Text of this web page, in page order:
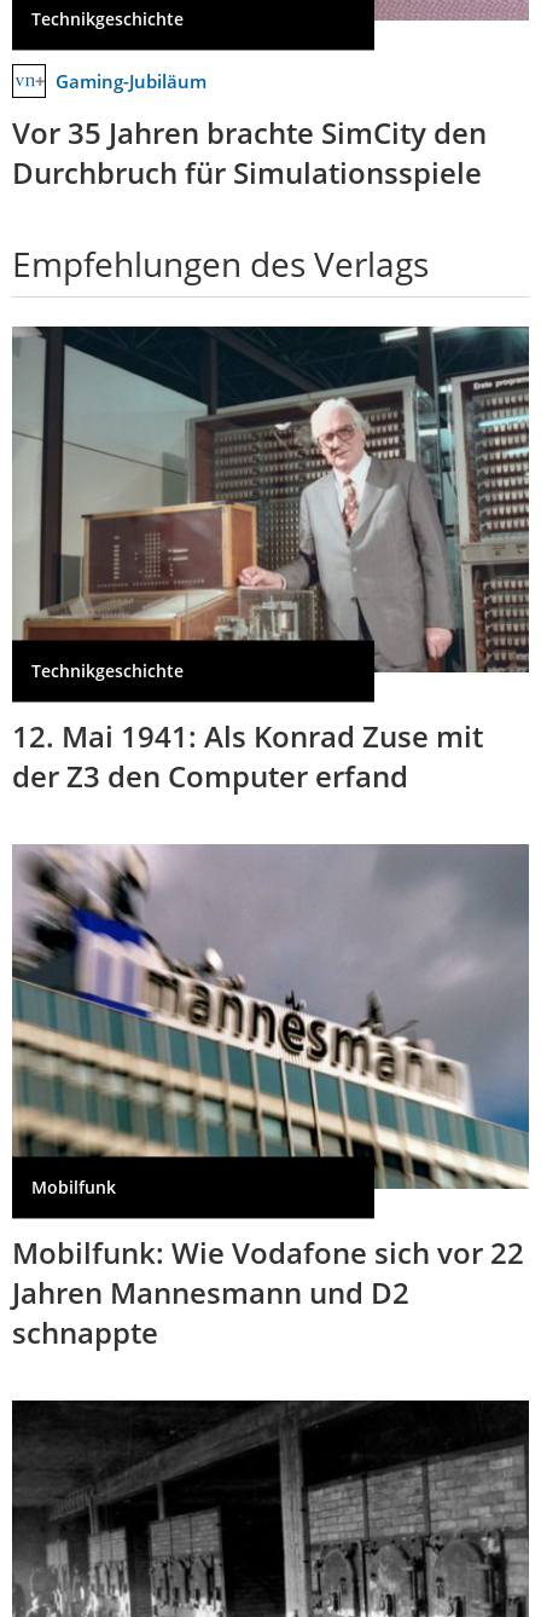
Technikgeschichte
Gaming-Jubiläum
Vor 35 Jahren brachte SimCity den
Durchbruch für Simulationsspiele
Empfehlungen des Verlags
Technikgeschichte
12. Mai 1941: Als Konrad Zuse mit
der Z3 den Computer erfand
Mobilfunk
Mobilfunk: Wie Vodafone sich vor 22
Jahren Mannesmann und D2
schnappte